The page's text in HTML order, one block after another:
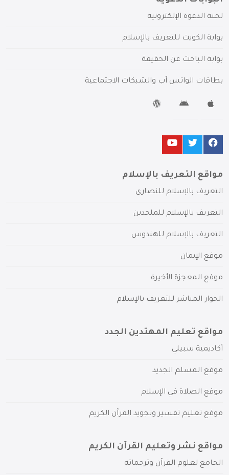
لجنة الدعوة الإلكترونية
بوابة الكويت للتعريف بالإسلام
بوابة الباحث عن الحقيقة
بطاقات الواتس آب والشبكات الاجتماعية
مواقع التعريف بالإسلام
التعريف بالإسلام للنصارى
التعريف بالإسلام للملحدين
التعريف بالإسلام للهندوس
موقع الإيمان
موقع المعجزة الأخيرة
الحوار المباشر للتعريف بالإسلام
مواقع تعليم المهتدين الجدد
أكاديمية سبيلي
موقع المسلم الجديد
موقع الصلاة في الإسلام
موقع تعليم تفسير وتجويد القرآن الكريم
مواقع نشر وتعليم القرآن الكريم
الجامع لعلوم القرآن وترجماته